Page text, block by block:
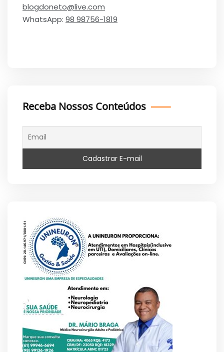
blogdoneto@live.com
WhatsApp: 98 98756-1819
Receba Nossos Conteúdos